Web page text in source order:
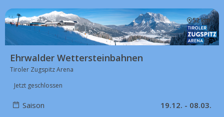
52 km
Ehrwalder Wettersteinbahnen
Tiroler Zugspitz Arena
Jetzt geschlossen
Saison
19.12. - 08.03.